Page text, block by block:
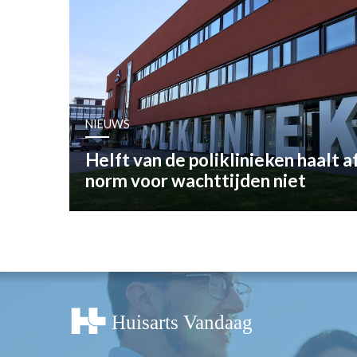
OPINIE
MEDISCHE
INLOGGEN
REGISTRATIE
NIEUWS
Helft van de poliklinieken haalt
norm voor wachttijden niet